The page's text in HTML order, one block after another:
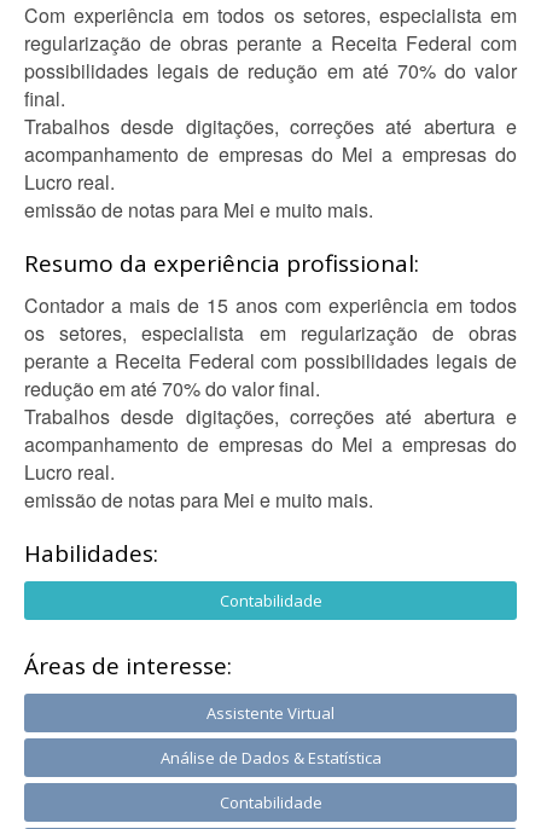
Com experiência em todos os setores, especialista em
regularização de obras perante a Receita Federal com
possibilidades legais de redução em até 70% do valor
final.
Trabalhos desde digitações, correções até abertura e
acompanhamento de empresas do Mei a empresas do
Lucro real.
emissão de notas para Mei e muito mais.
Resumo da experiência profissional:
Contador a mais de 15 anos com experiência em todos
os setores, especialista em regularização de obras
perante a Receita Federal com possibilidades legais de
redução em até 70% do valor final.
Trabalhos desde digitações, correções até abertura e
acompanhamento de empresas do Mei a empresas do
Lucro real.
emissão de notas para Mei e muito mais.
Habilidades:
Contabilidade
Áreas de interesse:
Assistente Virtual
Análise de Dados & Estatística
Contabilidade